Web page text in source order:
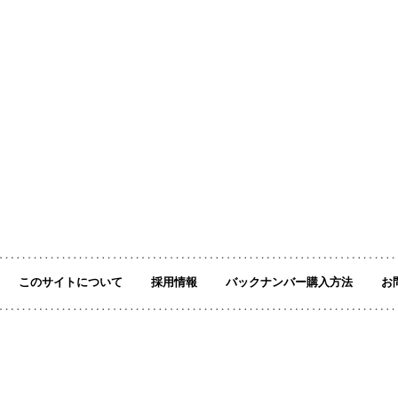
このサイトについて 採用情報 バックナンバー購入方法 お